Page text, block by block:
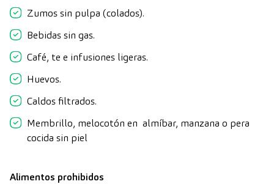
Zumos sin pulpa (colados).
Bebidas sin gas.
Café, te e infusiones ligeras.
Huevos.
Caldos filtrados.
Membrillo, melocotón en almíbar, manzana o pera
cocida sin piel
Alimentos prohibidos